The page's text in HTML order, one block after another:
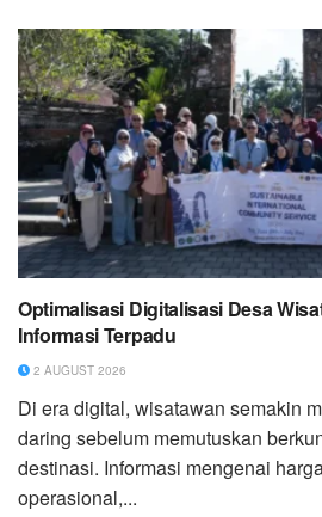
Optimalisasi Digitalisasi Desa
Informasi Terpadu
2 AUGUST 2026
Di era digital, wisatawan semakin
daring sebelum memutuskan
destinasi. Informasi mengenai
operasional,...